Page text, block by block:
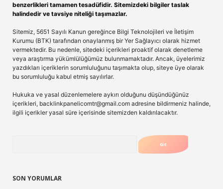
benzerlikleri tamamen tesadüfidir. Sitemizdeki bilgiler taslak
halindedir ve tavsiye niteliği taşımazlar.
Sitemiz, 5651 Sayılı Kanun gereğince Bilgi Teknolojileri ve İletişim
Kurumu (BTK) tarafından onaylanmış bir Yer Sağlayıcı olarak hizmet
vermektedir. Bu nedenle, sitedeki içerikleri proaktif olarak denetleme
veya araştırma yükümlülüğümüz bulunmamaktadır. Ancak, üyelerimiz
yazdıkları içeriklerin sorumluluğunu taşımakta olup, siteye üye olarak
bu sorumluluğu kabul etmiş sayılırlar.
Hukuka ve yasal düzenlemelere aykırı olduğunu düşündüğünüz
içerikleri, backlinkpanelicomtr@gmail.com adresine bildirmeniz halinde,
ilgili içerikler yasal süre içerisinde sitemizden kaldırılacaktır.
SON YORUMLAR